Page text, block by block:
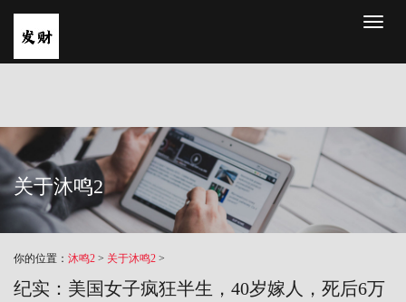
关于沐鸣2
你的位置： 沐鸣2 > 关于沐鸣2 >
纪实：美国女子疯狂半生，40岁嫁人，死后6万